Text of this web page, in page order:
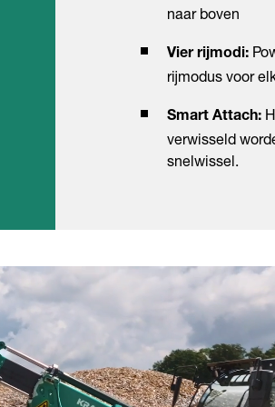
naar boven
Vier rijmodi:
rijmodus voor
Smart Attach:
verwisseld
snelwissel.